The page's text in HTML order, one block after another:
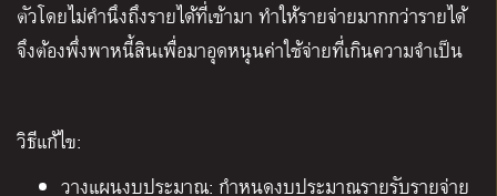
ตัวโดยไม่คำนึงถึงรายได้ที่เข้ามา ทำให้รายจ่ายมากกว่ารายได้
จึงต้องพึ่งพาหนี้สินเพื่อมาอุดหนุนค่าใช้จ่ายที่เกินความจำเป็น
วิธีแก้ไข:
วางแผนงบประมาณ: กำหนดงบประมาณรายรับรายจ่าย